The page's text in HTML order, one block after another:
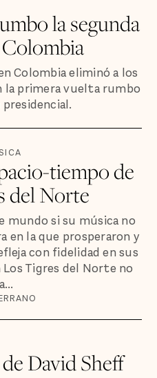
la segunda
Colombia eliminó a los
la primera vuelta rumbo
tiempo de
del Norte
mundo si su música no
en la que prosperaron y
con fidelidad en sus
Tigres del Norte no
David Sheff